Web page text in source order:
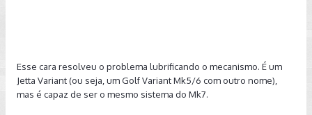
Esse cara resolveu o problema lubrificando o mecanismo. É um
Jetta Variant (ou seja, um Golf Variant Mk5/6 com outro nome),
mas é capaz de ser o mesmo sistema do Mk7.